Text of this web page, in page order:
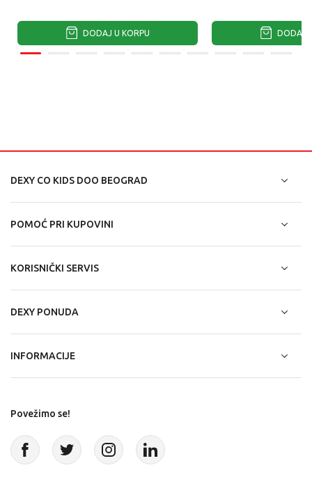
DODAJ U KORPU DODAJ
DEXY CO KIDS DOO BEOGRAD
POMOĆ PRI KUPOVINI
KORISNIČKI SERVIS
DEXY PONUDA
INFORMACIJE
Povežimo se!